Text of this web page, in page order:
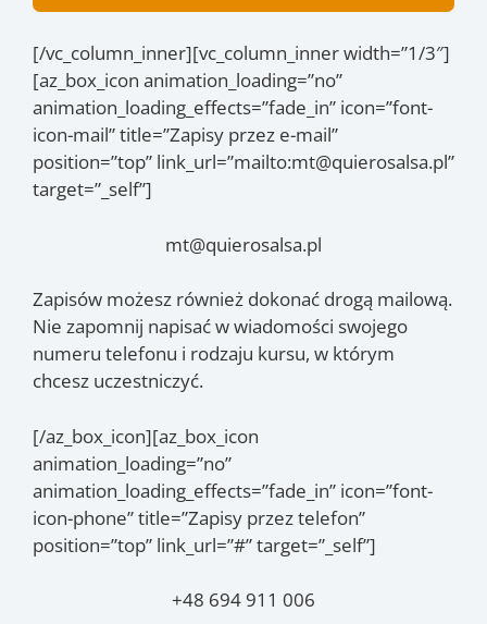
[/vc_column_inner][vc_column_inner width=”1/3″]
[az_box_icon animation_loading=”no”
animation_loading_effects=”fade_in” icon=”font-
icon-mail” title=”Zapisy przez e-mail”
position=”top” link_url=”mailto:mt@quierosalsa.pl”
target=”_self”]
mt@quierosalsa.pl
Zapisów możesz również dokonać drogą mailową.
Nie zapomnij napisać w wiadomości swojego
numeru telefonu i rodzaju kursu, w którym
chcesz uczestniczyć.
[/az_box_icon][az_box_icon
animation_loading=”no”
animation_loading_effects=”fade_in” icon=”font-
icon-phone” title=”Zapisy przez telefon”
position=”top” link_url=”#” target=”_self”]
+48 694 911 006